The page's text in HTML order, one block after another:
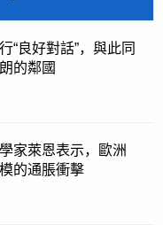
“良好對話”，與此同
的鄰國
家萊恩表示，歐洲
的通脹衝擊